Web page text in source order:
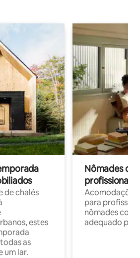
de chalés
estes
as
um lar.
Nômades
profissionais
para
nômades com
adequado